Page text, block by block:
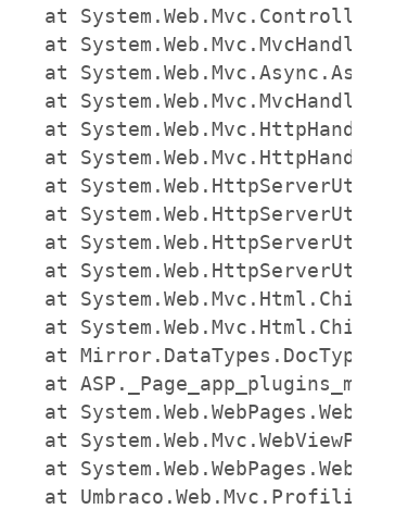
at
at
at
at
at
at
at
at
at
at
at
at
at
at
at
at
at
at